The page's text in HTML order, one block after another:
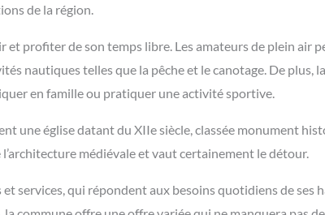
de la région.
et profiter de son temps libre. Les amateurs de plein air
nautiques telles que la pêche et le canotage. De plus,
en famille ou pratiquer une activité sportive.
une église datant du XIIe siècle, classée monument
médiévale et vaut certainement le détour.
services, qui répondent aux besoins quotidiens de ses